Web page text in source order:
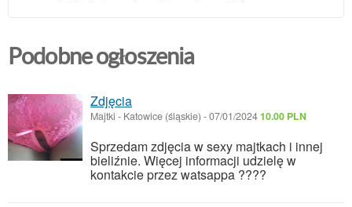
Podobne ogłoszenia
Zdjęcia
Majtki - Katowice (śląskie) -07/01/202410.00 PLN
Sprzedam zdjęcia w sexy majtkach i innej
bieliźnie. Więcej informacji udzielę w
kontakcie przez watsappa ????